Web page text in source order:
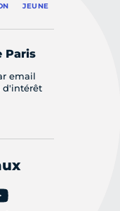
JEUNE
Paris
email
d'intérêt